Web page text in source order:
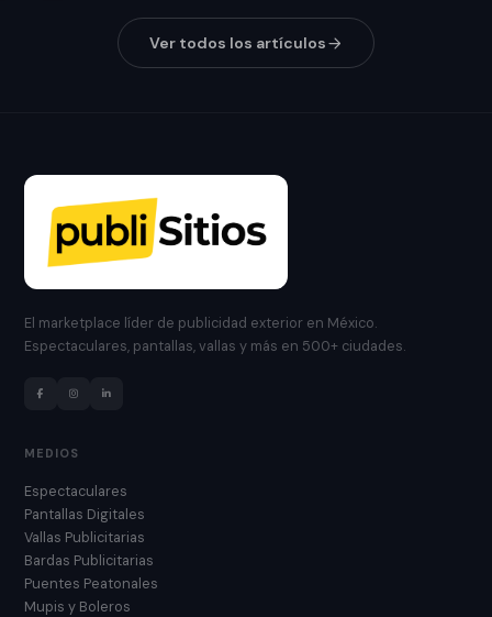
Ver todos los artículos
El marketplace líder de publicidad exterior en México.
Espectaculares, pantallas, vallas y más en 500+ ciudades.
MEDIOS
Espectaculares
Pantallas Digitales
Vallas Publicitarias
Bardas Publicitarias
Puentes Peatonales
Mupis y Boleros